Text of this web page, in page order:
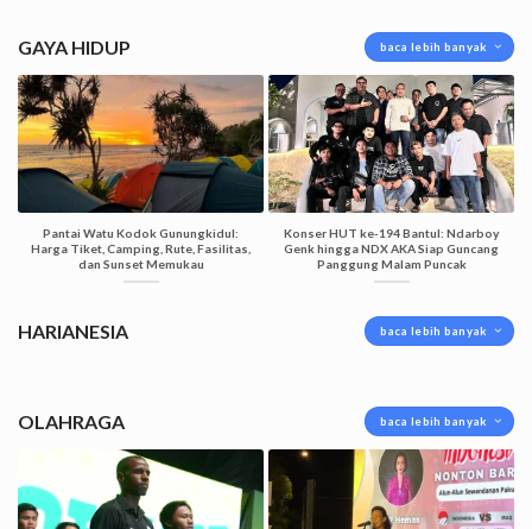
GAYA HIDUP baca lebih banyak
Pantai Watu Kodok Gunungkidul:
Harga Tiket, Camping, Rute, Fasilitas,
dan Sunset Memukau
Konser HUT ke-194 Bantul: Ndarboy
Genk hingga NDX AKA Siap Guncang
Panggung Malam Puncak
HARIANESIA baca lebih banyak
OLAHRAGA baca lebih banyak